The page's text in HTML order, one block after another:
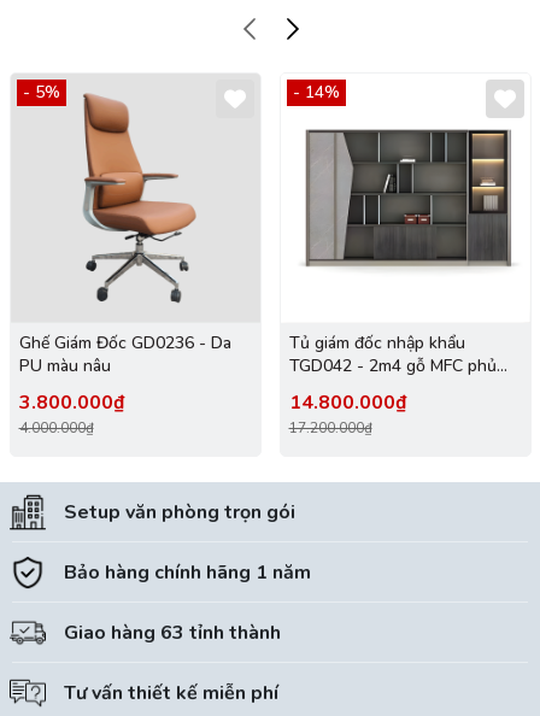
- 5%
Ghế Giám Đốc GD0236 - Da
PU màu nâu
3.800.000₫
4.000.000₫
- 14%
Tủ giám đốc nhập khẩu
TGD042 - 2m4 gỗ MFC phủ
14.800.000₫
17.200.000₫
Setup văn phòng trọn gói
Bảo hàng chính hãng 1 năm
Giao hàng 63 tỉnh thành
Tư vấn thiết kế miễn phí